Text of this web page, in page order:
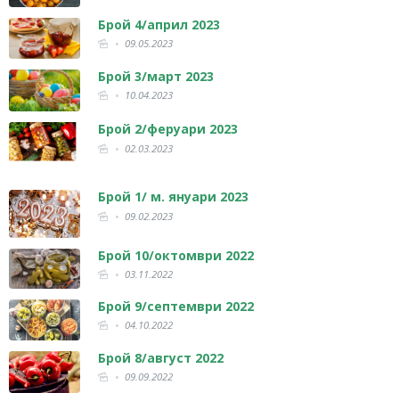
Брой 4/април 2023
09.05.2023
Брой 3/март 2023
10.04.2023
Брой 2/феруари 2023
02.03.2023
Брой 1/ м. януари 2023
09.02.2023
Брой 10/октомври 2022
03.11.2022
Брой 9/септември 2022
04.10.2022
Брой 8/август 2022
09.09.2022